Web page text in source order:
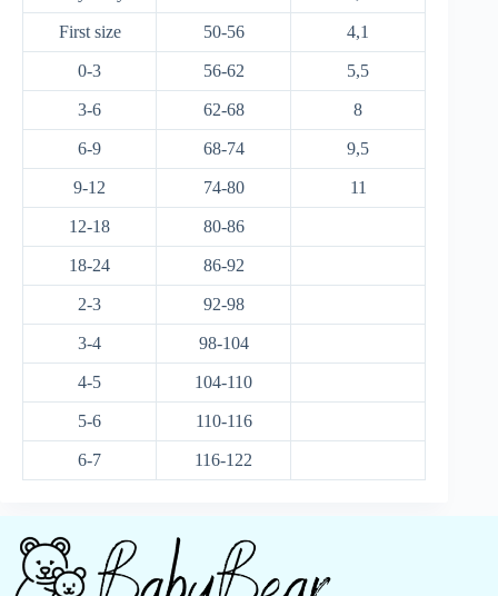
First size 50-56 4,1
0-3 56-62 5,5
3-6 62-68 8
6-9 68-74 9,5
9-12 74-80 11
12-18 80-86
18-24 86-92
2-3 92-98
3-4 98-104
4-5 104-110
5-6 110-116
6-7 116-122